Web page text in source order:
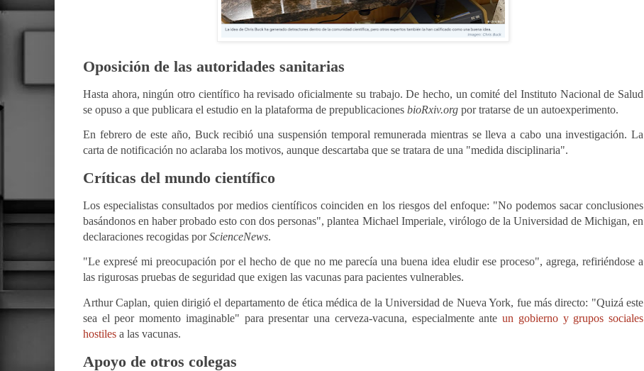
Oposición de las autoridades sanitarias
Hasta ahora, ningún otro científico ha revisado oficialmente su trabajo. De hecho, un comité del Instituto Nacional de Salud
se opuso a que publicara el estudio en la plataforma de prepublicaciones bioRxiv.org por tratarse de un autoexperimento.
En febrero de este año, Buck recibió una suspensión temporal remunerada mientras se lleva a cabo una investigación. La
carta de notificación no aclaraba los motivos, aunque descartaba que se tratara de una "medida disciplinaria".
Críticas del mundo científico
Los especialistas consultados por medios científicos coinciden en los riesgos del enfoque: "No podemos sacar conclusiones
basándonos en haber probado esto con dos personas", plantea Michael Imperiale, virólogo de la Universidad de Michigan, en
declaraciones recogidas porScienceNews.
"Le expresé mi preocupación por el hecho de que no me parecía una buena idea eludir ese proceso", agrega, refiriéndose a
las rigurosas pruebas de seguridad que exigen las vacunas para pacientes vulnerables.
Arthur Caplan, quien dirigió el departamento de ética médica de la Universidad de Nueva York, fue más directo: "Quizá este
sea el peor momento imaginable" para presentar una cerveza-vacuna, especialmente anteun gobierno y grupos sociales
hostiles a las vacunas.
Apoyo de otros colegas